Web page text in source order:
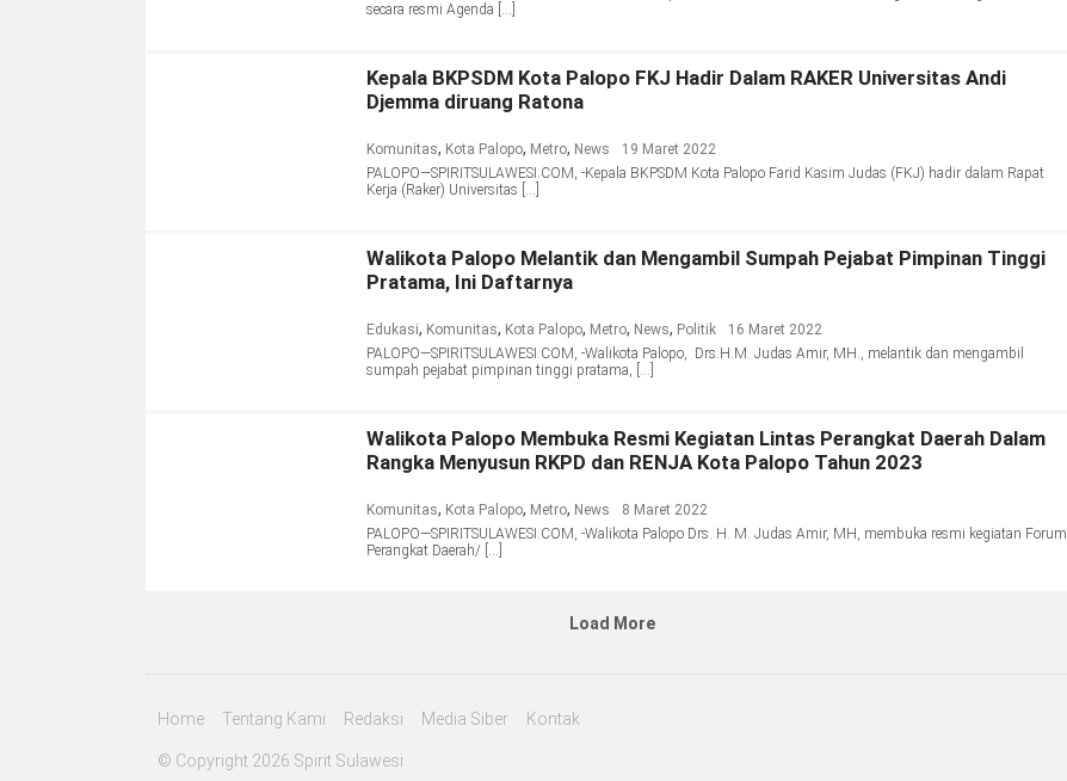
secara resmi Agenda […]
Kepala BKPSDM Kota Palopo FKJ Hadir Dalam RAKER Universitas Andi
Djemma diruang Ratona
Komunitas, Kota Palopo, Metro, News
19 Maret 2022
PALOPO—SPIRITSULAWESI.COM, -Kepala BKPSDM Kota Palopo Farid Kasim Judas (FKJ) hadir dalam Rapat
Kerja (Raker) Universitas […]
Walikota Palopo Melantik dan Mengambil Sumpah Pejabat Pimpinan Tinggi
Pratama, Ini Daftarnya
Edukasi, Komunitas, Kota Palopo, Metro, News, Politik
16 Maret 2022
PALOPO—SPIRITSULAWESI.COM, -Walikota Palopo, Drs.H.M. Judas Amir, MH., melantik dan mengambil
sumpah pejabat pimpinan tinggi pratama, […]
Walikota Palopo Membuka Resmi Kegiatan Lintas Perangkat Daerah Dalam
Rangka Menyusun RKPD dan RENJA Kota Palopo Tahun 2023
Komunitas, Kota Palopo, Metro, News
8 Maret 2022
PALOPO—SPIRITSULAWESI.COM, -Walikota Palopo Drs. H. M. Judas Amir, MH, membuka resmi kegiatan Forum
Perangkat Daerah/ […]
Load More
Home Tentang Kami Redaksi Media Siber Kontak
© Copyright 2026 Spirit Sulawesi